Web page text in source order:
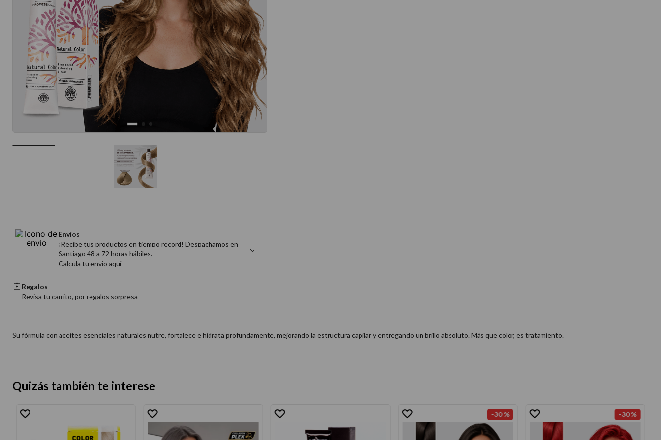
Envíos
¡Recibe tus productos en tiempo record! Despachamos en
Santiago 48 a 72 horas hábiles.
Calcula tu envio aquí
Regalos
Revisa tu carrito, por regalos sorpresa
Su fórmula con aceites esenciales naturales nutre, fortalece e hidrata profundamente, mejorando la estructura capilar y entregando un brillo absoluto. Más que color, es tratamiento.
Quizás también te interese
-30 % -30 %
protector térmico